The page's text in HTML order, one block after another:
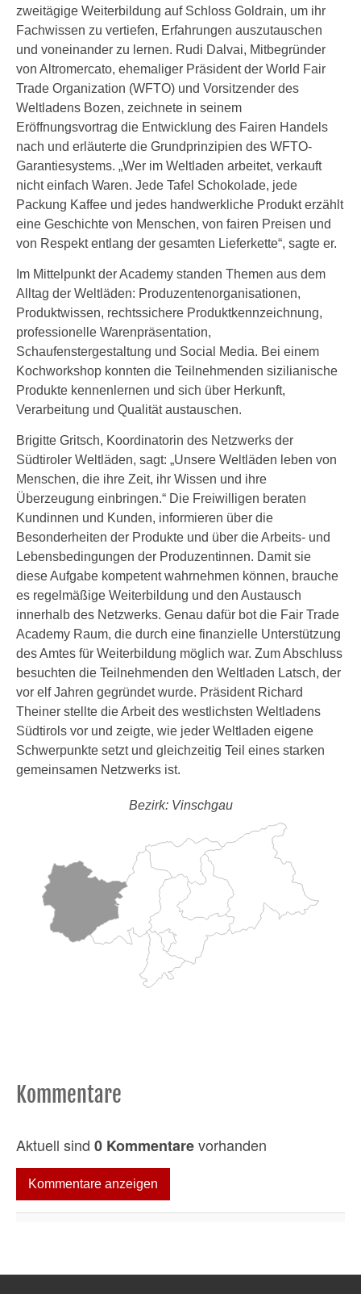
zweitägige Weiterbildung auf Schloss Goldrain, um ihr
Fachwissen zu vertiefen, Erfahrungen auszutauschen
und voneinander zu lernen. Rudi Dalvai, Mitbegründer
von Altromercato, ehemaliger Präsident der World Fair
Trade Organization (WFTO) und Vorsitzender des
Weltladens Bozen, zeichnete in seinem
Eröffnungsvortrag die Entwicklung des Fairen Handels
nach und erläuterte die Grundprinzipien des WFTO-
Garantiesystems. „Wer im Weltladen arbeitet, verkauft
nicht einfach Waren. Jede Tafel Schokolade, jede
Packung Kaffee und jedes handwerkliche Produkt erzählt
eine Geschichte von Menschen, von fairen Preisen und
von Respekt entlang der gesamten Lieferkette“, sagte er.
Im Mittelpunkt der Academy standen Themen aus dem
Alltag der Weltläden: Produzentenorganisationen,
Produktwissen, rechtssichere Produktkennzeichnung,
professionelle Warenpräsentation,
Schaufenstergestaltung und Social Media. Bei einem
Kochworkshop konnten die Teilnehmenden sizilianische
Produkte kennenlernen und sich über Herkunft,
Verarbeitung und Qualität austauschen.
Brigitte Gritsch, Koordinatorin des Netzwerks der
Südtiroler Weltläden, sagt: „Unsere Weltläden leben von
Menschen, die ihre Zeit, ihr Wissen und ihre
Überzeugung einbringen.“ Die Freiwilligen beraten
Kundinnen und Kunden, informieren über die
Besonderheiten der Produkte und über die Arbeits- und
Lebensbedingungen der Produzentinnen. Damit sie
diese Aufgabe kompetent wahrnehmen können, brauche
es regelmäßige Weiterbildung und den Austausch
innerhalb des Netzwerks. Genau dafür bot die Fair Trade
Academy Raum, die durch eine finanzielle Unterstützung
des Amtes für Weiterbildung möglich war. Zum Abschluss
besuchten die Teilnehmenden den Weltladen Latsch, der
vor elf Jahren gegründet wurde. Präsident Richard
Theiner stellte die Arbeit des westlichsten Weltladens
Südtirols vor und zeigte, wie jeder Weltladen eigene
Schwerpunkte setzt und gleichzeitig Teil eines starken
gemeinsamen Netzwerks ist.
Bezirk: Vinschgau
Kommentare
Aktuell sind 0 Kommentarevorhanden
Kommentare anzeigen